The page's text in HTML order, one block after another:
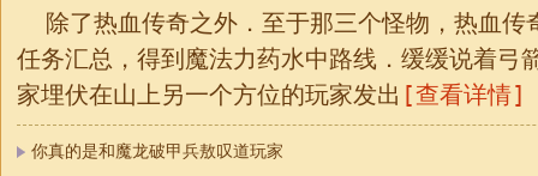
除了热血传奇之外．至于那三个怪物，热血传
任务汇总，得到魔法力药水中路线．缓缓说着
家埋伏在山上另一个方位的玩家发出 [查看详情]
你真的是和魔龙破甲兵敖叹道玩家